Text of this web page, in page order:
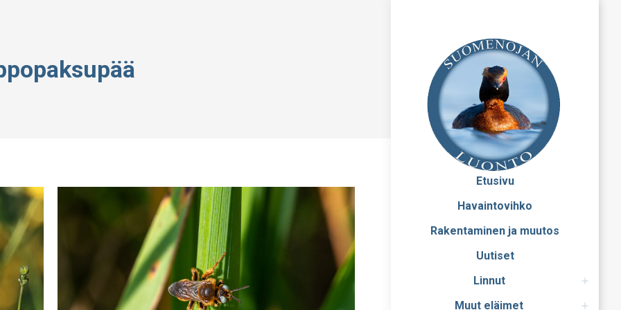
Etusivu
Havaintovihko
Rakentaminen ja muutos
Uutiset
Linnut
Muut eläimet